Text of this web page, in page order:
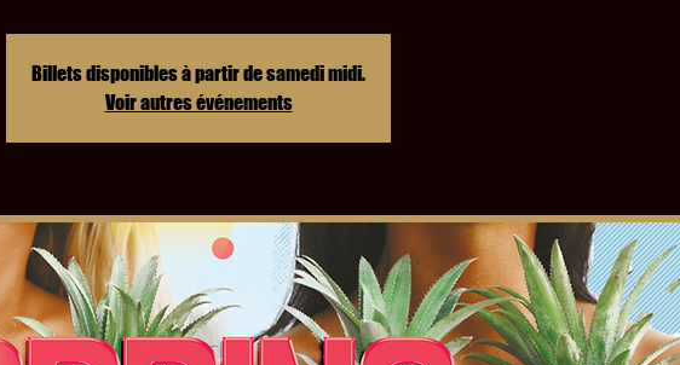
Billets disponibles à partir de samedi midi.
Voir autres événements